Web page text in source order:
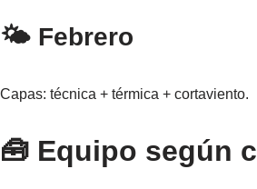
🌤️ Febrero
Capas: técnica + térmica + cortaviento.
🧰 Equipo según